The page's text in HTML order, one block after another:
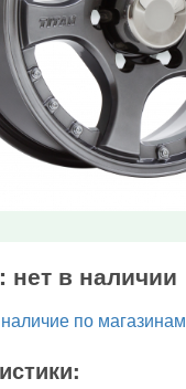
нет в наличии
по магазинам